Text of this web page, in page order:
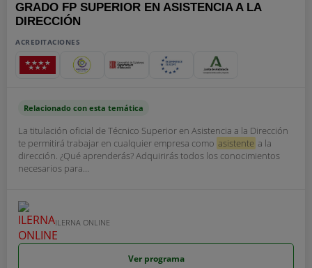
GRADO FP SUPERIOR EN ASISTENCIA A LA
DIRECCIÓN
ACREDITACIONES
Relacionado con esta temática
La titulación oficial de Técnico Superior en Asistencia a la Dirección
te permitirá trabajar en cualquier empresa como asistente a la
dirección. ¿Qué aprenderás? Adquirirás todos los conocimientos
necesarios para...
ILERNA ONLINE
Ver programa